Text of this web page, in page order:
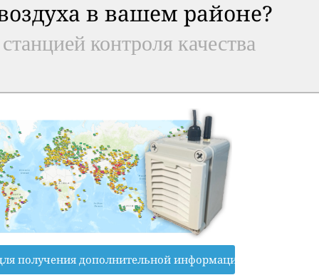
в вашем районе?
контроля качества
получения дополнительной информации